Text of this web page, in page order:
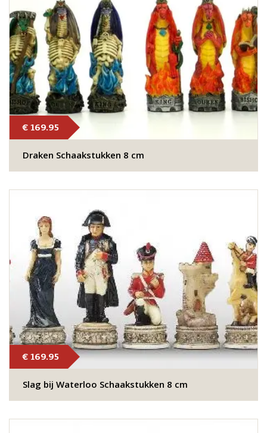
€ 169.95
Draken Schaakstukken 8 cm
€ 169.95
Slag bij Waterloo Schaakstukken 8 cm